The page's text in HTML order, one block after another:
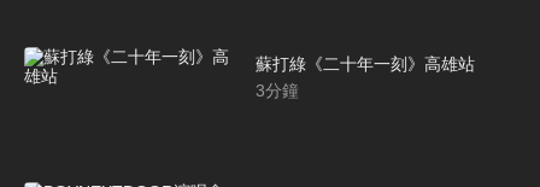
蘇打綠《二十年一刻》高雄站
3分鐘